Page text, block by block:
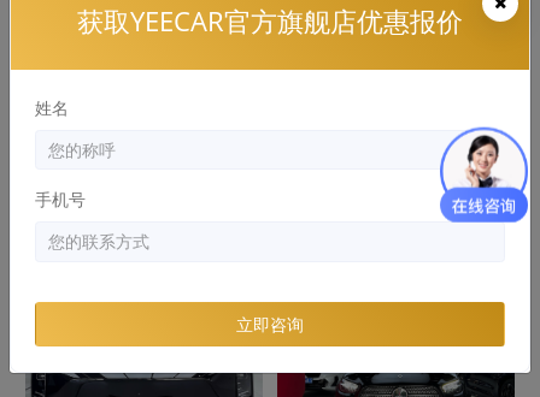
奔驰 , 奔驰G 级
获取YEECAR官方旗舰店优惠报价
姓名
手机号
立即咨询